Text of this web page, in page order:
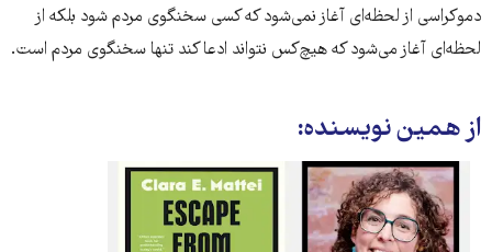
دموکراسی از لحظه‌ای آغاز نمی‌شود که کسی سخنگوی مردم شود بلکه از
لحظه‌ای آغاز می‌شود که هیچ‌کس نتواند ادعا کند تنها سخنگوی مردم است.
از همین نویسنده: